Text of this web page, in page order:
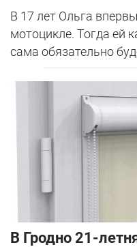
В 17 лет Ольга
мотоцикле. Тогда ей
сама обязательно
В Гродно 21-